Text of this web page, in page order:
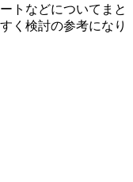
トなどについてまと
く検討の参考になり